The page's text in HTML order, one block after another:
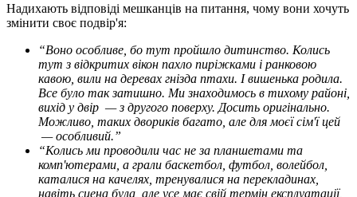
Надихають відповіді мешканців на питання, чому вони хочуть
змінити своє подвір'я:
“Воно особливе, бо тут пройшло дитинство. Колись
тут з відкритих вікон пахло пиріжками і ранковою
кавою, вили на деревах гнізда птахи. І вишенька родила.
Все було так затишно. Ми знаходимось в тихому районі,
вихід у двір — з другого поверху. Досить оригінально.
Можливо, таких двориків багато, але для моєї сім'ї цей
— особливий.”
“Колись ми проводили час не за планшетами та
комп'ютерами, а грали баскетбол, футбол, волейбол,
каталися на качелях, тренувалися на перекладинах,
навіть сцена була, але усе має свій термін експлуатації,